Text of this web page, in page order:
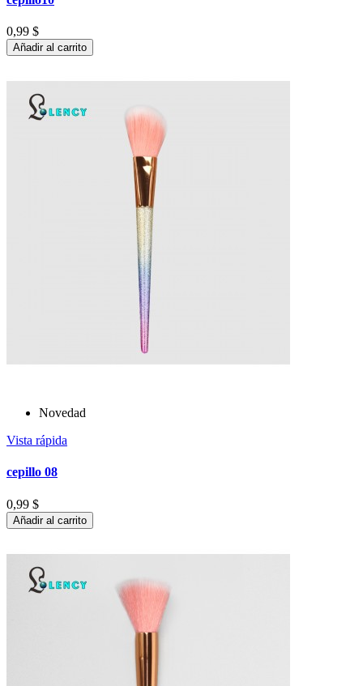
0,99 $
Añadir al carrito
Novedad
Vista rápida
cepillo 08
0,99 $
Añadir al carrito